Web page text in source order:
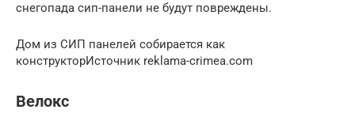
снегопада сип-панели не будут повреждены.
Дом из СИП панелей собирается как
конструкторИсточник reklama-crimea.com
Велокс